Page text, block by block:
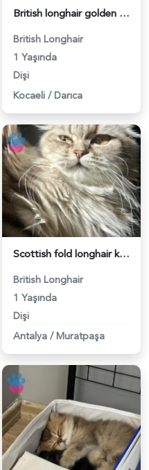
British longhair golden ny12 Scrli dişi - 118984381
British Longhair
1 Yaşında
Dişi
Kocaeli / Darıca
Scottish fold longhair kızıma eş arıyorum - 118984351
British Longhair
1 Yaşında
Dişi
Antalya / Muratpaşa